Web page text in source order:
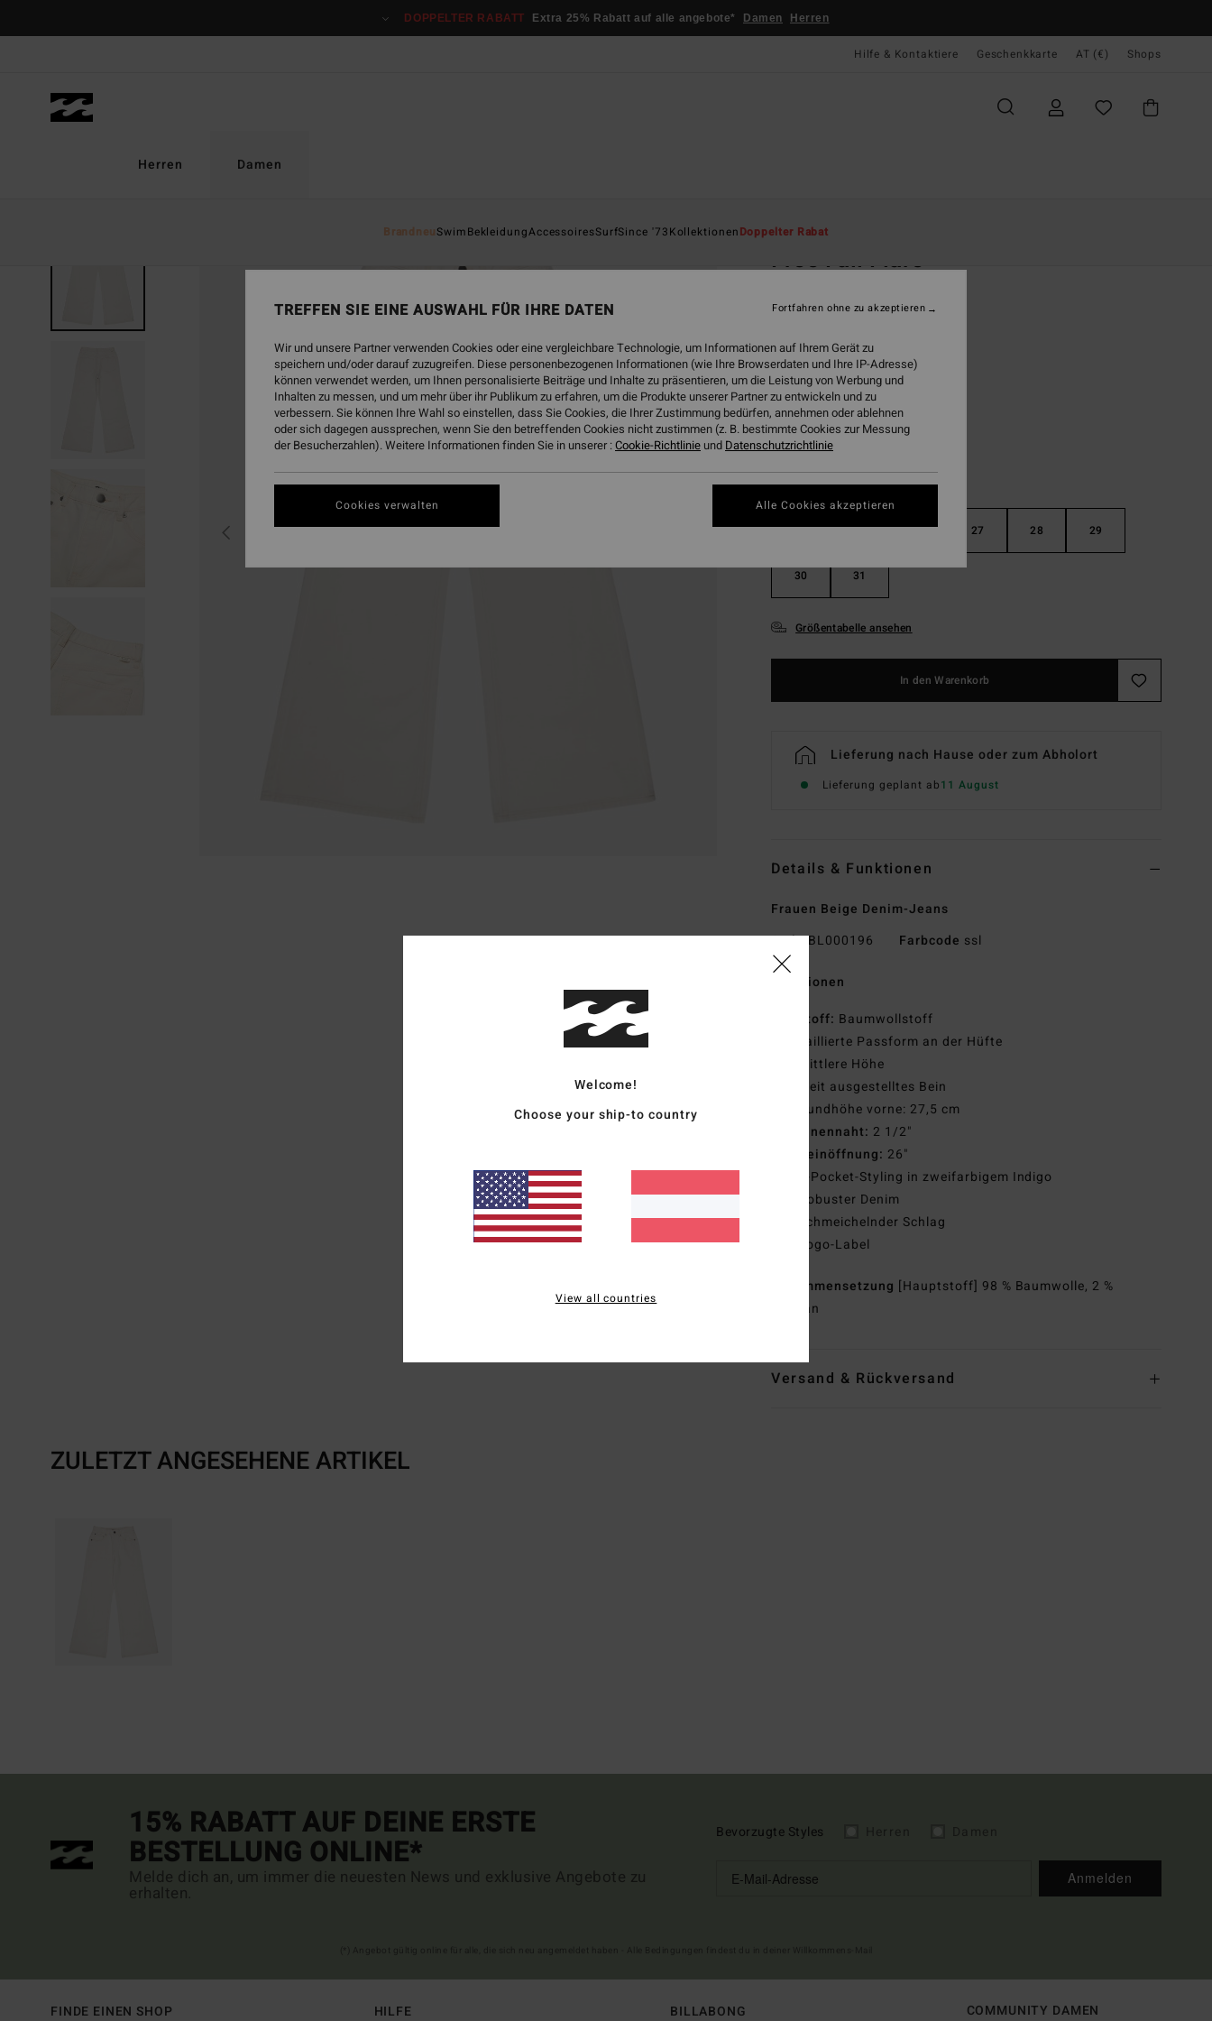
DOPPELTER RABATT Extra 25% Rabatt auf alle angebote* Damen Herren
Hilfe & Kontaktiere Geschenkkarte AT (€) Shops
Herren Damen
BrandneuSwimBekleidungAccessoiresSurfSince '73KollektionenDoppelter Rabat
Free Fall Flare
FarbeSea Salt
24 25 26 27 28 29
30 31
Größentabelle ansehen
In den Warenkorb
Lieferung nach Hause oder zum Abholort
Lieferung geplant ab11 August
Details & Funktionen
Frauen Beige Denim-Jeans
StyleBL000196 Farbcode ssl
Funktionen
Stoff: Baumwollstoff
Taillierte Passform an der Hüfte
Mittlere Höhe
Weit ausgestelltes Bein
Bundhöhe vorne: 27,5 cm
Innennaht: 2 1/2"
Beinöffnung: 26"
5-Pocket-Styling in zweifarbigem Indigo
Robuster Denim
Schmeichelnder Schlag
Logo-Label
Zusammensetzung [Hauptstoff] 98 % Baumwolle, 2 %
Elastan
Versand & Rückversand
ZULETZT ANGESEHENE ARTIKEL
15% RABATT AUF DEINE ERSTE
BESTELLUNG ONLINE*
Melde dich an, um immer die neuesten News und exklusive Angebote zu
erhalten.
Bevorzugte Styles
Anmelden
FINDE EINEN SHOP HILFE BILLABONG COMMUNITY DAMEN
Welcome!
Choose your ship-to country
View all countries
TREFFEN SIE EINE AUSWAHL FÜR IHRE DATEN
Wir und unsere Partner verwenden Cookies oder eine vergleichbare Technologie, um Informationen auf Ihrem Gerät zu
speichern und/oder darauf zuzugreifen. Diese personenbezogenen Informationen (wie Ihre Browserdaten und Ihre IP-Adresse)
können verwendet werden, um Ihnen personalisierte Beiträge und Inhalte zu präsentieren, um die Leistung von Werbung und
Inhalten zu messen, und um mehr über ihr Publikum zu erfahren, um die Produkte unserer Partner zu entwickeln und zu
verbessern. Sie können Ihre Wahl so einstellen, dass Sie Cookies, die Ihrer Zustimmung bedürfen, annehmen oder ablehnen
oder sich dagegen aussprechen, wenn Sie den betreffenden Cookies nicht zustimmen (z. B. bestimmte Cookies zur Messung
der Besucherzahlen). Weitere Informationen finden Sie in unserer :Cookie-Richtlinie und Datenschutzrichtlinie
Cookies verwalten
Fortfahren ohne zu akzeptieren
Alle Cookies akzeptieren